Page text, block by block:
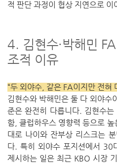
적 판단 과정이 협상 지연으로
4. 김현수·박해민
조적 이유
“두 외야수, 같은 FA이지만 전혀
김현수와 박해민은 둘 다 외야수
준은 완전히 다릅니다. 김현수
함, 클럽하우스 영향력 등으로
대로 나이와 잔부상 리스크는
다. 특히 외야수 포지션에서 30
제시하는 일은 최근 KBO 시장